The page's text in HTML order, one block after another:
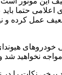
اعلامی حتما
عمل کرده و
هیوندای
نخواهید